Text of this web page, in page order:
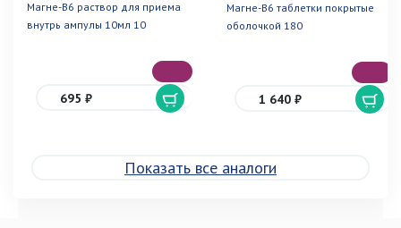
Магне-В6 раствор для приема
внутрь ампулы 10мл 10
695 ₽
Магне-В6 таблетки покрытые
оболочкой 180
1 640 ₽
Показать все аналоги